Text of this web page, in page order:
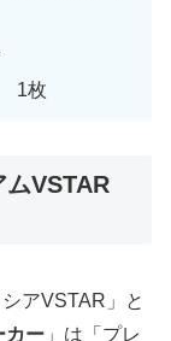
1枚
VSTAR
アVSTAR」と
カー 」は「プレ